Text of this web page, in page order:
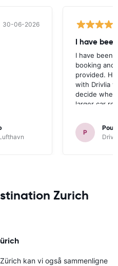
30-06-2026
I have
I have been
booking and
provided.
with Drivlia
decide
larger car
P
Poul
Zurich
kan vi også sammenligne